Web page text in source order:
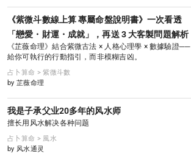
《紫微斗數線上算 專屬命盤說明書》一次看透
「戀愛・財運・成就」，再送 3 大客製問題解析
《芷薇命理》結合紫微古法 × 人格心理學 × 數據驗證──
給你可執行的行動指引，而非模糊吉凶。
占卜算命 > 紫微斗數
by 芷薇命理
我是子承父业20多年的风水师
擅长用风水解决各种问题
占卜算命 > 風水
by 风水通灵